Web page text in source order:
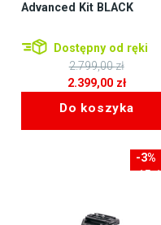
Advanced Kit BLACK
Dostępny od ręki
2.799,00zł
Pierwotna
wynosiła:
2.799,00 zł.
2.399,00 zł
wynosi:
Do koszyka
-3%
-15zł